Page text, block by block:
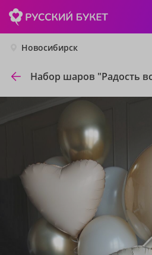
Новосибирск
Набор шаров "Радость